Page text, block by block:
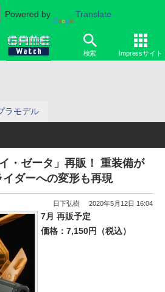
Powered by Translate
検索 Impressサイト
ラモデル
・ゼータ」再販！ 重装備が
ダーへの変形も再現
日下弘樹 2020年5月12日 16:04
7月 再販予定
価格：7,150円（税込）